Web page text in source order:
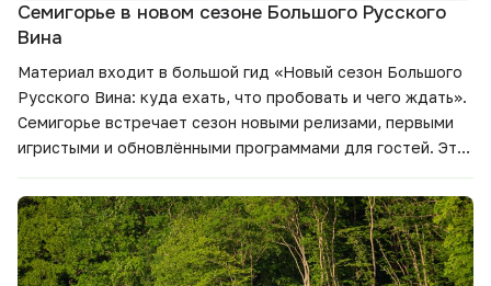
Семигорье в новом сезоне Большого Русского
Вина
Материал входит в большой гид «Новый сезон Большого
Русского Вина: куда ехать, что пробовать и чего ждать».
Семигорье встречает сезон новыми релизами, первыми
игристыми и обновлёнными программами для гостей. Это
развитии, познакомиться с семейным хозяйством и
попробовать вина, связанные с конкретным местом.